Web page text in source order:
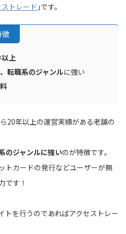
トレード ｣です。
上
転職系のジャンルに強い
20年以上の運営実績がある老舗の
のジャンルに強いのが特徴です。
トカードの発行などユーザーが無
です！
トを行うのであればアクセストレー